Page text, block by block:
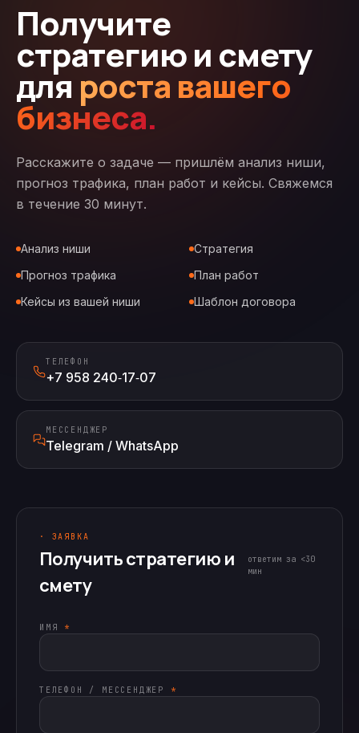
Получите
стратегию и смету
для роста вашего
бизнеса.
Расскажите о задаче — пришлём анализ ниши,
прогноз трафика, план работ и кейсы. Свяжемся
в течение 30 минут.
Анализ ниши
Стратегия
Прогноз трафика
План работ
Кейсы из вашей ниши
Шаблон договора
ТЕЛЕФОН
+7 958 240‑17‑07
МЕССЕНДЖЕР
Telegram / WhatsApp
· ЗАЯВКА
Получить стратегию и
смету
ответим за <30
мин
ИМЯ *
ТЕЛЕФОН / МЕССЕНДЖЕР *